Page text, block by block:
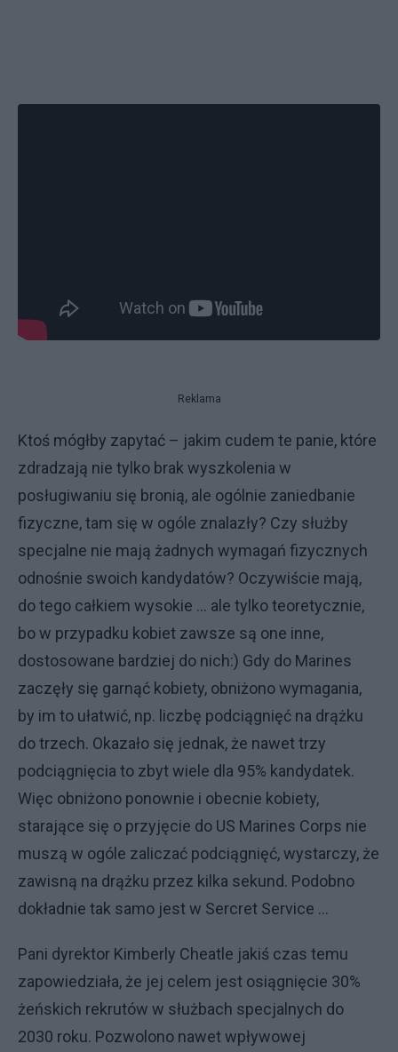
Reklama
Ktoś mógłby zapytać – jakim cudem te panie, które
zdradzają nie tylko brak wyszkolenia w
posługiwaniu się bronią, ale ogólnie zaniedbanie
fizyczne, tam się w ogóle znalazły? Czy służby
specjalne nie mają żadnych wymagań fizycznych
odnośnie swoich kandydatów? Oczywiście mają,
do tego całkiem wysokie ... ale tylko teoretycznie,
bo w przypadku kobiet zawsze są one inne,
dostosowane bardziej do nich:) Gdy do Marines
zaczęły się garnąć kobiety, obniżono wymagania,
by im to ułatwić, np. liczbę podciągnięć na drążku
do trzech. Okazało się jednak, że nawet trzy
podciągnięcia to zbyt wiele dla 95% kandydatek.
Więc obniżono ponownie i obecnie kobiety,
starające się o przyjęcie do US Marines Corps nie
muszą w ogóle zaliczać podciągnięć, wystarczy, że
zawisną na drążku przez kilka sekund. Podobno
dokładnie tak samo jest w Sercret Service …
Pani dyrektor Kimberly Cheatle jakiś czas temu
zapowiedziała, że jej celem jest osiągnięcie 30%
żeńskich rekrutów w służbach specjalnych do
2030 roku. Pozwolono nawet wpływowej